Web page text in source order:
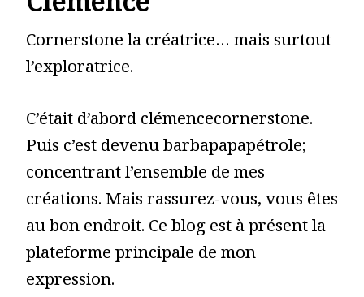
Cornerstone la créatrice… mais surtout
l’exploratrice.
C’était d’abord clémencecornerstone.
Puis c’est devenu barbapapapétrole;
concentrant l’ensemble de mes
créations. Mais rassurez-vous, vous êtes
au bon endroit. Ce blog est à présent la
plateforme principale de mon
expression.